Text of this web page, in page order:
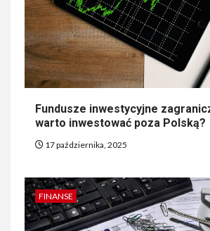
Fundusze inwestycyjne
warto inwestować poza Polską?
17 października, 2025
FINANSE